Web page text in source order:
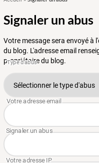
Signaler un abus
Votre message sera envoyé à
du blog. L'adresse email
propriétaire du blog.